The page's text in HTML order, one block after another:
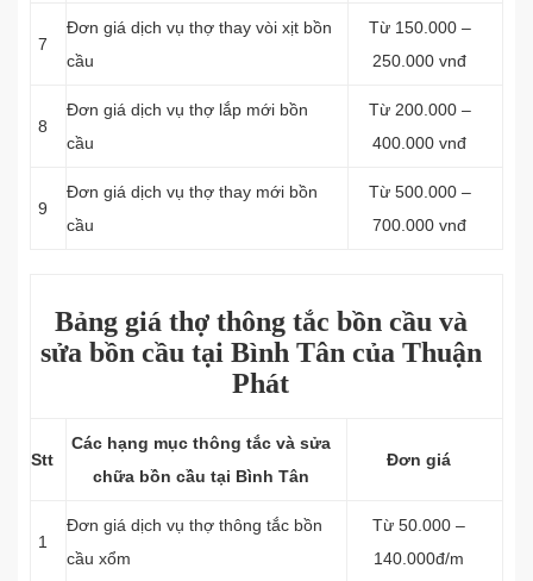
7
Đơn giá dịch vụ thợ thay vòi xịt bồn
cầu
Từ 150.000 –
250.000 vnđ
8
Đơn giá dịch vụ thợ lắp mới bồn
cầu
Từ 200.000 –
400.000 vnđ
9
Đơn giá dịch vụ thợ thay mới bồn
cầu
Từ 500.000 –
700.000 vnđ
Bảng giá thợ thông tắc bồn cầu và
sửa bồn cầu tại Bình Tân của Thuận
Phát
Stt
Các hạng mục thông tắc và sửa
chữa bồn cầu tại Bình Tân
Đơn giá
1
Đơn giá dịch vụ thợ thông tắc bồn
cầu xổm
Từ 50.000 –
140.000đ/m